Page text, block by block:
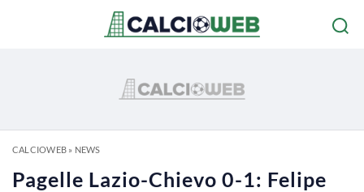
CALCIOWEB» NEWS
Pagelle Lazio-Chievo 0-1: Felipe